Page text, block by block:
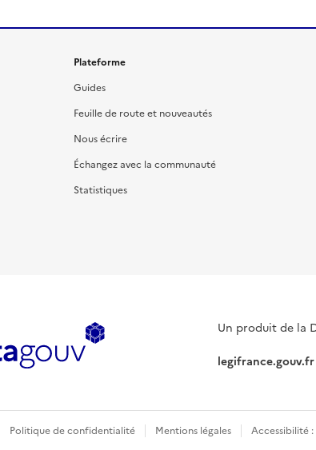
Plateforme
Guides
Feuille de route et nouveautés
Nous écrire
Échangez avec la communauté
Statistiques
Un produit de la
legifrance.gouv.fr
Politique de confidentialité Mentions légales Accessibilité